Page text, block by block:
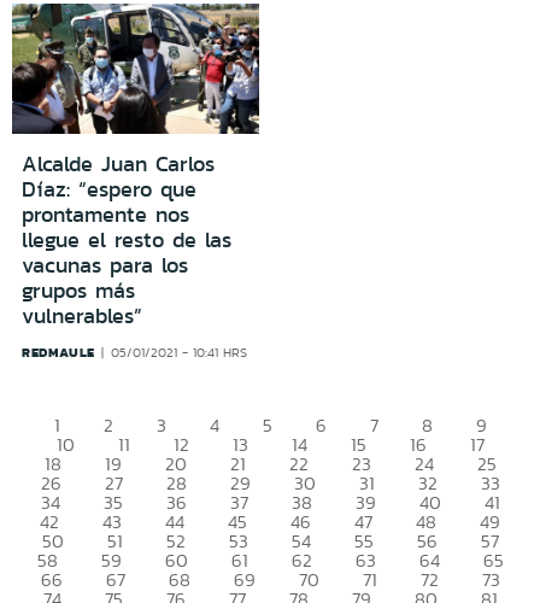
Alcalde Juan Carlos
Díaz: “espero que
prontamente nos
llegue el resto de las
vacunas para los
grupos más
vulnerables”
REDMAULE 05/01/2021 - 10:41 HRS
1 2 3 4 5 6 7 8 9
10 11 12 13 14 15 16 17
18 19 20 21 22 23 24 25
26 27 28 29 30 31 32 33
34 35 36 37 38 39 40 41
42 43 44 45 46 47 48 49
50 51 52 53 54 55 56 57
58 59 60 61 62 63 64 65
66 67 68 69 70 71 72 73